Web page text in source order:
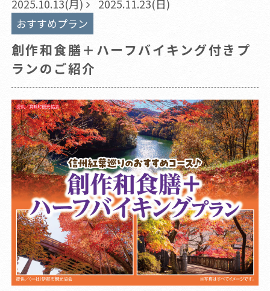
2025.10.13(月) 2025.11.23(日)
おすすめプラン
創作和食膳＋ハーフバイキング付きプ
ランのご紹介